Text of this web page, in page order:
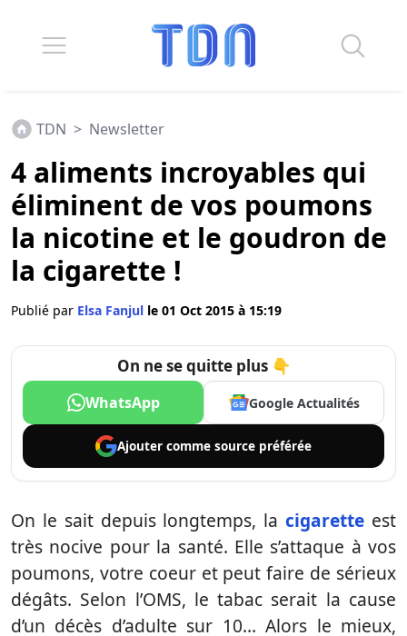
TDN > Newsletter
4 aliments incroyables qui
éliminent de vos poumons
la nicotine et le goudron de
la cigarette !
Publié par Elsa Fanjul le 01 Oct 2015 à 15:19
On ne se quitte plus 👇
WhatsApp Google Actualités
Ajouter comme source préférée
On le sait depuis longtemps, lacigarette est
très nocive pour la santé. Elle s’attaque à vos
poumons, votre coeur et peut faire de sérieux
dégâts. Selon l’OMS, le tabac serait la cause
d’un décès d’adulte sur 10… Alors le mieux,